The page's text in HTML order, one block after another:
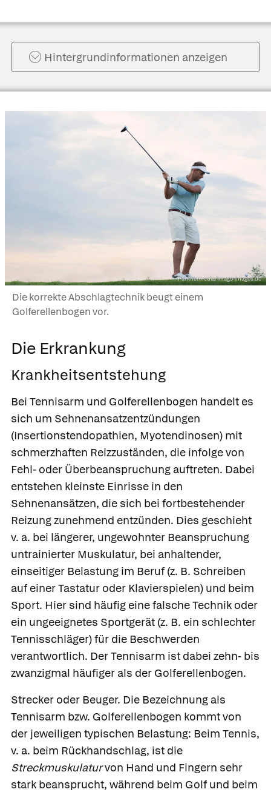
Hintergrund­informationen anzeigen
Panthermedia/imago-images.de
Die korrekte Abschlagtechnik beugt einem
Golferellenbogen vor.
Die Erkrankung
Krankheitsentstehung
Bei Tennisarm und Golferellenbogen handelt es
sich um Sehnenansatzentzündungen
(Insertionstendopathien, Myotendinosen) mit
schmerzhaften Reizzuständen, die infolge von
Fehl- oder Überbeanspruchung auftreten. Dabei
entstehen kleinste Einrisse in den
Sehnenansätzen, die sich bei fortbestehender
Reizung zunehmend entzünden. Dies geschieht
v. a. bei längerer, ungewohnter Beanspruchung
untrainierter Muskulatur, bei anhaltender,
einseitiger Belastung im Beruf (z. B. Schreiben
auf einer Tastatur oder Klavierspielen) und beim
Sport. Hier sind häufig eine falsche Technik oder
ein ungeeignetes Sportgerät (z. B. ein schlechter
Tennisschläger) für die Beschwerden
verantwortlich. Der Tennisarm ist dabei zehn- bis
zwanzigmal häufiger als der Golferellenbogen.
Strecker oder Beuger. Die Bezeichnung als
Tennisarm bzw. Golferellenbogen kommt von
der jeweiligen typischen Belastung: Beim Tennis,
v. a. beim Rückhandschlag, ist die
Streckmuskulaturvon Hand und Fingern sehr
stark beansprucht, während beim Golf und beim